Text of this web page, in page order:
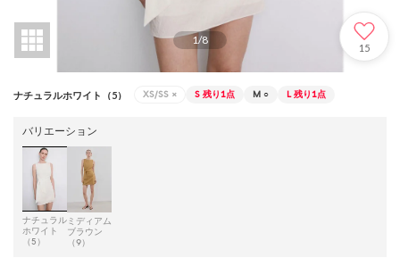
1/8
15
ナチュラルホワイト（5） XS/SS × S 残り1点 M ○ L 残り1点
バリエーション
ナチュラル
ホワイト
（5）
ミディアム
ブラウン
（9）